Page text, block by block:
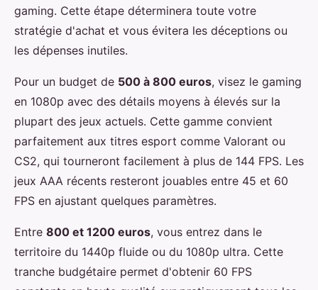
gaming. Cette étape déterminera toute votre
stratégie d'achat et vous évitera les déceptions ou
les dépenses inutiles.
Pour un budget de 500 à 800 euros, visez le gaming
en 1080p avec des détails moyens à élevés sur la
plupart des jeux actuels. Cette gamme convient
parfaitement aux titres esport comme Valorant ou
CS2, qui tourneront facilement à plus de 144 FPS. Les
jeux AAA récents resteront jouables entre 45 et 60
FPS en ajustant quelques paramètres.
Entre 800 et 1200 euros, vous entrez dans le
territoire du 1440p fluide ou du 1080p ultra. Cette
tranche budgétaire permet d'obtenir 60 FPS